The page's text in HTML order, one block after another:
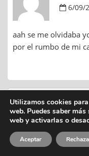
6/09/
aah se me olvidaba
por el rumbo de mi
Dejar una
Tu dirección de
marcados con * son
Utilizamos cookies
web. Puedes saber
web y activarlas o
Aceptar